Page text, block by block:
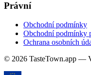
Právní
Obchodní podmínky
Obchodní podmínky
Ochrana osobních
© 2026 TasteTown.app —